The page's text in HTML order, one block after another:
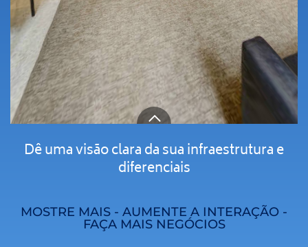
Dê uma visão clara da sua infraestrutura e
diferenciais
MOSTRE MAIS - AUMENTE A INTERAÇÃO -
FAÇA MAIS NEGÓCIOS